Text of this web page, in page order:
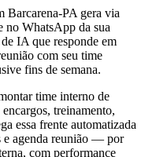
Barcarena-PA gera via
no WhatsApp da sua
IA que responde em
com seu time
fins de semana.
time interno de
treinamento,
essa frente automatizada
agenda reunião — por
com performance